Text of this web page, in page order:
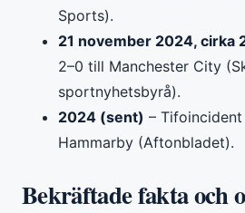
Sports).
21 november 2024, cirka
2–0 till Manchester City
sportnyhetsbyrå).
2024 (sent) –
Hammarby (Aftonbladet).
Bekräftade fakta och